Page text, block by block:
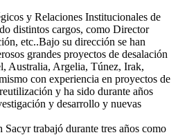
y Relaciones Institucionales de
distintos cargos, como Director
etc..Bajo su dirección se han
grandes proyectos de desalación
Australia, Argelia, Túnez, Irak,
con experiencia en proyectos de
y ha sido durante años
y desarrollo y nuevas
Sacyr trabajó durante tres años como